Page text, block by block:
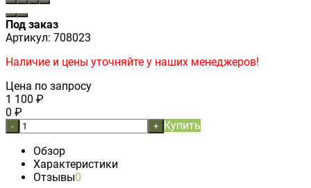
Под заказ
Артикул: 708023
Наличие и цены уточняйте у наших менеджеров!
Цена по запросу
1 100 ₽
0 ₽
- + Купить
Обзор
Характеристики
Отзывы0